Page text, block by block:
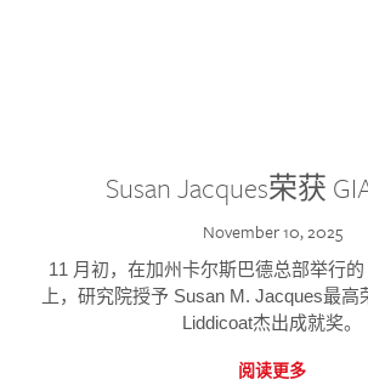
Susan Jacques荣获
November 10, 2025
11 月初，在加州卡尔斯巴德总部举行
上，研究院授予 Susan M. Jacques最
Liddicoat杰出成就奖。
阅读更多